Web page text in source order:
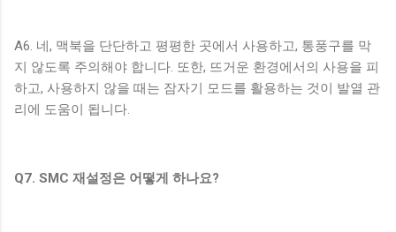
A6. 네, 맥북을 단단하고 평평한 곳에서 사용하고, 통풍구를 막
지 않도록 주의해야 합니다. 또한, 뜨거운 환경에서의 사용을 피
하고, 사용하지 않을 때는 잠자기 모드를 활용하는 것이 발열 관
리에 도움이 됩니다.
Q7. SMC 재설정은 어떻게 하나요?